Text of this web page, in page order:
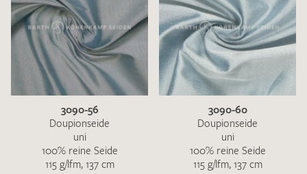
3090-56
Doupionseide
uni
100% reine Seide
115 g/lfm, 137 cm
3090-60
Doupionseide
uni
100% reine Seide
115 g/lfm, 137 cm